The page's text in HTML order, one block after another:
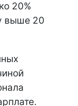
20%
выше 20